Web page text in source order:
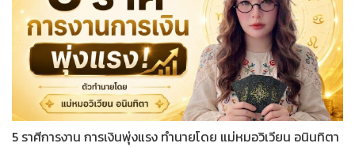
5 ราศีการงาน การเงินพุ่งแรง ทำนายโดย แม่หมอวิเวียน อนินทิตา